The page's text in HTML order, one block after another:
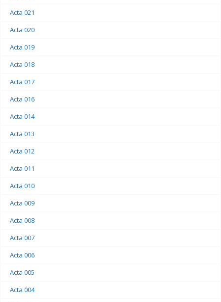
Acta 021
Acta 020
Acta 019
Acta 018
Acta 017
Acta 016
Acta 014
Acta 013
Acta 012
Acta 011
Acta 010
Acta 009
Acta 008
Acta 007
Acta 006
Acta 005
Acta 004